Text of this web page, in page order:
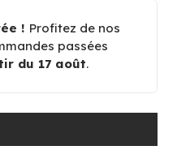
! Profitez de nos
passées
du 17 août.